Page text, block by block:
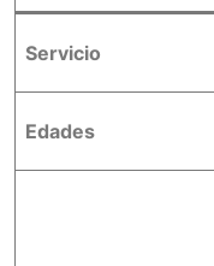
Servicio
Edades